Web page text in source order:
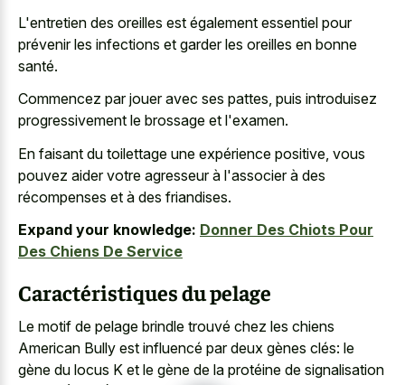
L'entretien des oreilles est également essentiel pour
prévenir les infections et garder les oreilles en bonne
santé.
Commencez par jouer avec ses pattes, puis introduisez
progressivement le brossage et l'examen.
En faisant du toilettage une expérience positive, vous
pouvez aider votre agresseur à l'associer à des
récompenses et à des friandises.
Expand your knowledge: Donner Des Chiots Pour
Des Chiens De Service
Caractéristiques du pelage
Le motif de pelage brindle trouvé chez les chiens
American Bully est influencé par deux gènes clés: le
gène du locus K et le gène de la protéine de signalisation